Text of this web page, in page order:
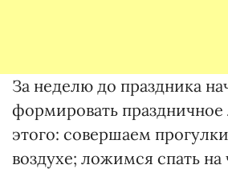
За неделю до праздника
формировать
этого: совершаем
воздухе; ложимся спать на